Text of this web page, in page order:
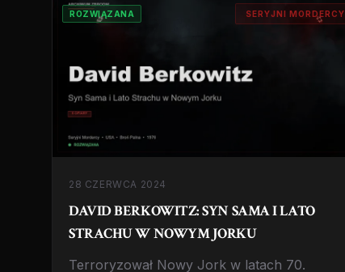
ROZWIĄZANA SERYJNI MORDERCY
28 CZERWCA 2024
DAVID BERKOWITZ: SYN SAMA I LATO
STRACHU W NOWYM JORKU
Terroryzował Nowy Jork w latach 70.